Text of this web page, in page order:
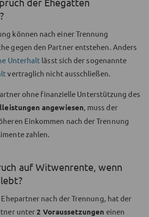
können nach einer Trennung
gegen den Partner entstehen. Anders
Unterhalt lässt sich der sogenannte
vertraglich nicht ausschließen.
ohne finanzielle Unterstützung des
angewiesen, muss der
Einkommen nach der Trennung
zahlen.
auf Witwenrente, wenn
nach der Trennung, hat der
unter2 Voraussetzungen einen